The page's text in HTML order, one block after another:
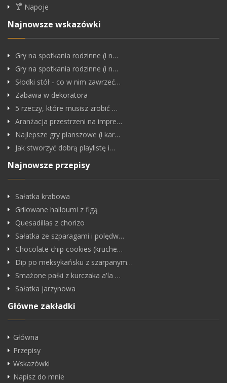
Napoje
Najnowsze wskazówki
Gry na spotkania rodzinne (i n…
Gry na spotkania rodzinne (i n…
Słodki stół - co w nim zawrzeć…
Zabawa w dekoratora
5 rzeczy, które musisz zrobić …
Aranżacja przestrzeni na impre…
Najlepsze gry planszowe (i kar…
Jak stworzyć dobrą playlistę i…
Najnowsze przepisy
Sałatka krabowa
Grilowane halloumi z figą
Quesadillas z chorizo
Sałatka ze szparagami i polędw…
Chocolate chip cookies (kruche…
Dip po meksykańsku z szarpanym…
Smażone pałki z kurczaka a'la …
Sałatka jarzynowa
Główne zakładki
Główna
Przepisy
Wskazówki
Napisz do mnie